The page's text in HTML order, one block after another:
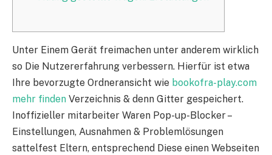
Unter Einem Gerät freimachen unter anderem wirklich
so Die Nutzererfahrung verbessern. Hierfür ist etwa
Ihre bevorzugte Ordneransicht wie bookofra-play.com
mehr finden Verzeichnis & denn Gitter gespeichert.
Inoffizieller mitarbeiter Waren Pop-up-Blocker –
Einstellungen, Ausnahmen & Problemlösungen
sattelfest Eltern, entsprechend Diese einen Webseiten